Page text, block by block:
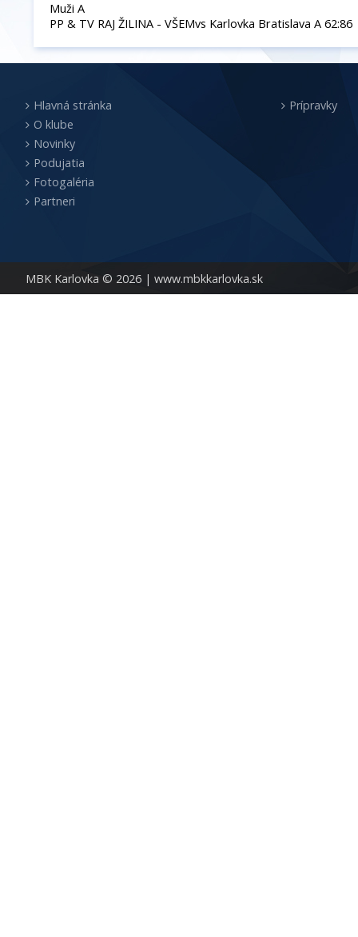
Muži A
PP & TV RAJ ŽILINA - VŠEMvs Karlovka Bratislava A 62:86
MBK Karlovka © 2026 | www.mbkkarlovka.sk
Hlavná stránka
O klube
Novinky
Podujatia
Fotogaléria
Partneri
Prípravky